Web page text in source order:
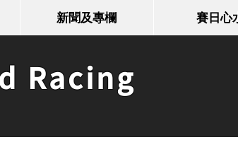
新聞及專欄 賽日心
Racing